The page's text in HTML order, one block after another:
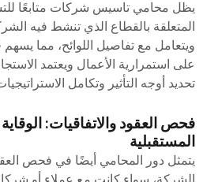
يظل محامي تاسيس شركات متابعًا
المتعلقة بالقطاع الذي تنشط فيه
ويتعامل مع تفاصيل اللوائح، مما يسهم
على استمرارية الأعمال ويعتمد
تحديد أوجه التأثير وتكامل
فحص العقود والاتفاقيات:
المستقبلية
يتمثل دور المحامي أيضًا في فحص